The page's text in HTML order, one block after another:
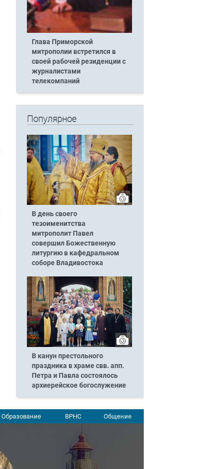
Глава Приморской
митрополии встретился в
своей рабочей резиденции с
журналистами
телекомпаний
Популярное
В день своего
тезоименитства
митрополит Павел
совершил Божественную
литургию в кафедральном
соборе Владивостока
В канун престольного
праздника в храме свв. апп.
Петра и Павла состоялось
архиерейское богослужение
Образование ВРНС Общение